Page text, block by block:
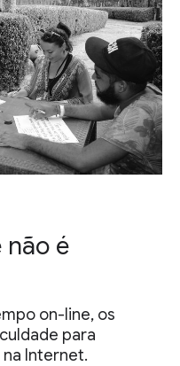
não é
on-line, os
para
Internet.